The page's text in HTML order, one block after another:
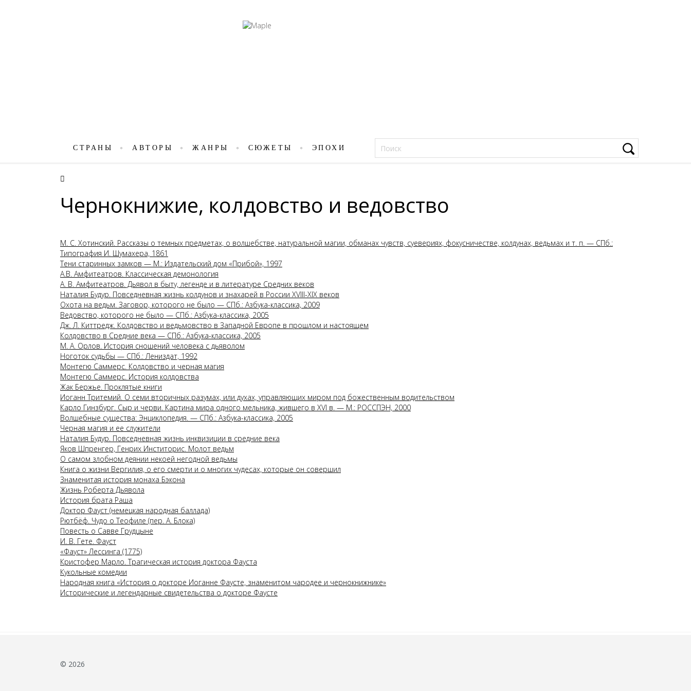
СТРАНЫ АВТОРЫ ЖАНРЫ СЮЖЕТЫ ЭПОХИ
Чернокнижие, колдовство и ведовство
М. С. Хотинский. Рассказы о темных предметах, о волшебстве, натуральной магии, обманах чувств, суевериях, фокусничестве, колдунах, ведьмах и т. п. — СПб.:
Типография И. Шумахера, 1861
Тени старинных замков — М.: Издательский дом «Прибой», 1997
А.В. Амфитеатров. Классическая демонология
А. В. Амфитеатров. Дьявол в быту, легенде и в литературе Средних веков
Наталия Будур. Повседневная жизнь колдунов и знахарей в России XVIII-XIX веков
Охота на ведьм. Заговор, которого не было — СПб.: Азбука-классика, 2009
Ведовство, которого не было — СПб.: Азбука-классика, 2005
Дж. Л. Киттредж. Колдовство и ведьмовство в Западной Европе в прошлом и настоящем
Колдовство в Средние века — СПб.: Азбука-классика, 2005
М. А. Орлов. История сношений человека с дьяволом
Ноготок судьбы — СПб.: Лениздат, 1992
Монтегю Саммерс. Колдовство и черная магия
Монтегю Саммерс. История колдовства
Жак Бержье. Проклятые книги
Иоганн Тритемий. О семи вторичных разумах, или духах, управляющих миром под божественным водительством
Карло Гинзбург. Сыр и черви. Картина мира одного мельника, жившего в XVI в. — М.: РОССПЭН, 2000
Волшебные существа: Энциклопедия. — СПб.: Азбука-классика, 2005
Черная магия и ее служители
Наталия Будур. Повседневная жизнь инквизиции в средние века
Яков Шпренгер, Генрих Инститорис. Молот ведьм
О самом злобном деянии некоей негодной ведьмы
Книга о жизни Вергилия, о его смерти и о многих чудесах, которые он совершил
Знаменитая история монаха Бэкона
Жизнь Роберта Дьявола
История брата Раша
Доктор Фауст (немецкая народная баллада)
Рютбёф. Чудо о Теофиле (пер. А. Блока)
Повесть о Савве Грудцыне
И. В. Гете. Фауст
«Фауст» Лессинга (1775)
Кристофер Марло. Трагическая история доктора Фауста
Кукольные комедии
Народная книга «История о докторе Иоганне Фаусте, знаменитом чародее и чернокнижнике»
Исторические и легендарные свидетельства о докторе Фаусте
© 2026